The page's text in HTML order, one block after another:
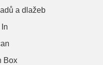
a dlažeb
Box